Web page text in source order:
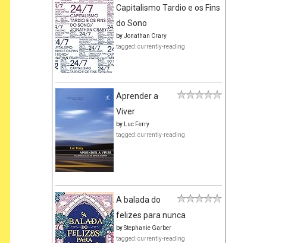
Capitalismo Tardio e os Fins
do Sono
byJonathan Crary
tagged: currently-reading
Aprender a
Viver
by
Luc Ferry
tagged: currently-reading
A balada do
felizes para nunca
byStephanie Garber
tagged: currently-reading